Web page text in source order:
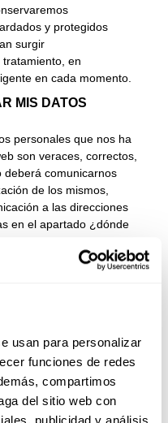
usan para personalizar
funciones de redes
compartimos
del sitio web con
y protegidos
surgir
en
en cada momento.
MIS DATOS
personales que nos ha
son veraces, correctos,
deberá comunicarnos
de los mismos,
a las direcciones
en el apartado ¿dónde
DE LA
los servicios, o bien en
expreso e
con acciones
Argentina, informamos
podrán ser
oficial en Argentina,